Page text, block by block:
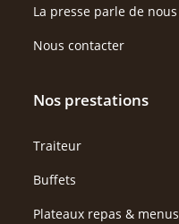
La presse parle de nous
Nous contacter
Nos prestations
Traiteur
Buffets
Plateaux repas & menus